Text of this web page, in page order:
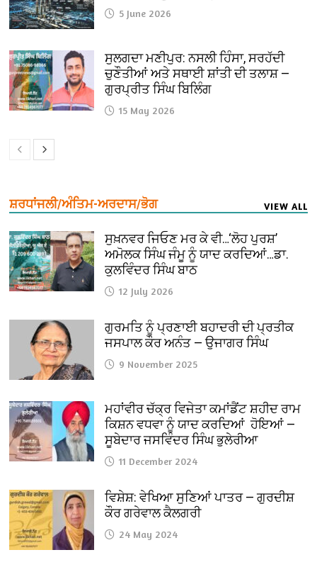
5 June 2026
ਸੁਲਗਦਾ ਮਣੀਪੁਰ: ਨਸਲੀ ਹਿੰਸਾ, ਸਰਹੱਦੀ
ਚੁਣੌਤੀਆਂ ਅਤੇ ਸਥਾਈ ਸ਼ਾਂਤੀ ਦੀ ਤਲਾਸ਼ —
ਗੁਰਪ੍ਰੀਤ ਸਿੰਘ ਬਿਲਿੰਗ
15 May 2026
ਸ਼ਰਧਾਂਜਲੀ/ਅੰਤਿਮ-ਅਰਦਾਸ/ਭੋਗ VIEW ALL
ਸੁਖ਼ਨਵਰ ਜਿਓਣ ਮਰ ਕੇ ਵੀ…‘ਲੋਹ ਪੁਰਸ਼’
ਅਮੋਲਕ ਸਿੰਘ ਜੰਮੂ ਨੂੰ ਯਾਦ ਕਰਦਿਆਂ…ਡਾ.
ਕੁਲਵਿੰਦਰ ਸਿੰਘ ਬਾਠ
12 July 2026
ਗੁਰਮਤਿ ਨੂੰ ਪ੍ਰਣਾਈ ਬਹਾਦਰੀ ਦੀ ਪ੍ਰਤੀਕ
ਜਸਪਾਲ ਕੌਰ ਅਨੰਤ — ਉਜਾਗਰ ਸਿੰਘ
9 November 2025
ਮਹਾਂਵੀਰ ਚੱਕ੍ਰ ਵਿਜੇਤਾ ਕਮਾਂਡੈਂਟ ਸ਼ਹੀਦ ਰਾਮ
ਕਿਸ਼ਨ ਵਧਵਾ ਨੂੰ ਯਾਦ ਕਰਦਿਆਂ ਹੋਇਆਂ —
ਸੂਬੇਦਾਰ ਜਸਵਿੰਦਰ ਸਿੰਘ ਭੁਲੇਰੀਆ
11 December 2024
ਵਿਸ਼ੇਸ਼: ਵੇਖਿਆ ਸੁਣਿਆਂ ਪਾਤਰ — ਗੁਰਦੀਸ਼
ਕੌਰ ਗਰੇਵਾਲ ਕੈਲਗਰੀ
24 May 2024